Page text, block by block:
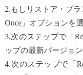
2.もしリストア・プ
Once」オプションを
3.次のステップで「
ップの最新バージョ
4.次のステップで「